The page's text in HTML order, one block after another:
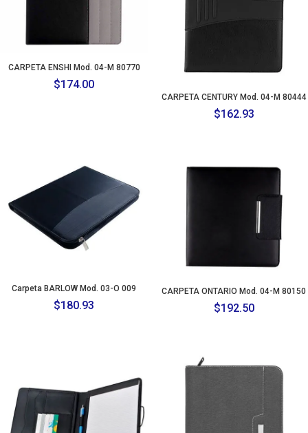
CARPETA ENSHI Mod. 04-M 80770
$174.00
CARPETA CENTURY Mod. 04-M 80444
$162.93
Carpeta BARLOW Mod. 03-O 009
$180.93
CARPETA ONTARIO Mod. 04-M 80150
$192.50